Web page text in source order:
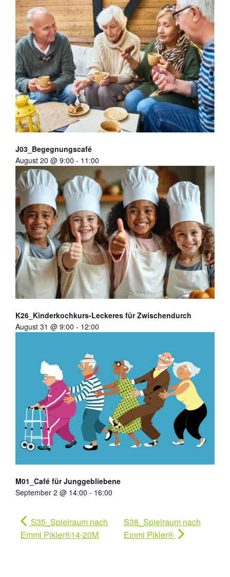
J03_Begegnungscafé
August 20 @ 9:00 - 11:00
K26_Kinderkochkurs-Leckeres für Zwischendurch
August 31 @ 9:00 - 12:00
M01_Café für Junggebliebene
September 2 @ 14:00 - 16:00
S35_Spielraum nach
Emmi Pikler®14-20M
S38_Spielraum nach
Emmi Pikler®